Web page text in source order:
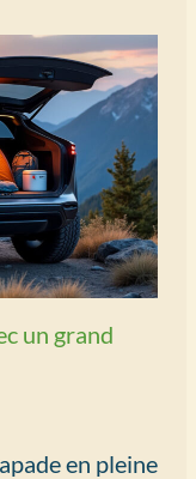
un grand
en pleine